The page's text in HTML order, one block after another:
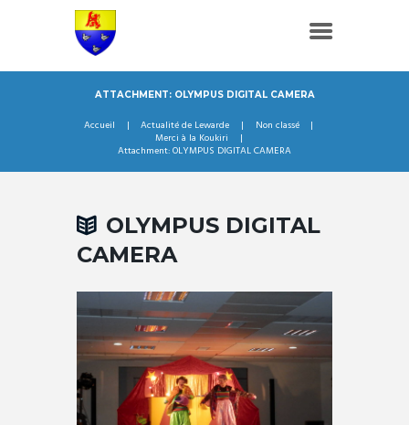
ATTACHMENT: OLYMPUS DIGITAL CAMERA
Accueil Actualité de Lewarde
Non classé
Merci à la Koukiri
Attachment: OLYMPUS DIGITAL CAMERA
OLYMPUS DIGITAL
CAMERA